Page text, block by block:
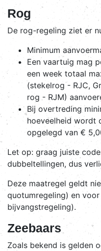
Rog
De rog-regeling ziet er
Minimum
Een vaartuig mag
een week totaal
(stekelrog - RJC,
rog - RJM)
Bij overtreding
hoeveelheid wordt
opgelegd van €
Let op: graag juiste
dubbeltellingen, dus
Deze maatregel geldt
quotumregeling) en
bijvangstregeling).
Zeebaars
Zoals bekend is gelden